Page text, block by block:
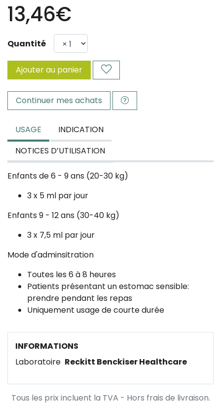
13,46€
Quantité
Ajouter au panier
Continuer mes achats
USAGE
INDICATION
NOTICES D’UTILISATION
Enfants de 6 - 9 ans (20-30 kg)
3 x 5 ml par jour
Enfants 9 - 12 ans (30-40 kg)
3 x 7,5 ml par jour
Mode d'adminsitration
Toutes les 6 à 8 heures
Patients présentant un estomac sensible:
prendre pendant les repas
Uniquement usage de courte durée
INFORMATIONS
Laboratoire Reckitt Benckiser Healthcare
Tous les prix incluent la TVA - Hors frais de livraison.